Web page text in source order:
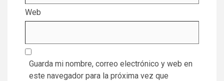
Web
Guarda mi nombre, correo electrónico y web en
este navegador para la próxima vez que